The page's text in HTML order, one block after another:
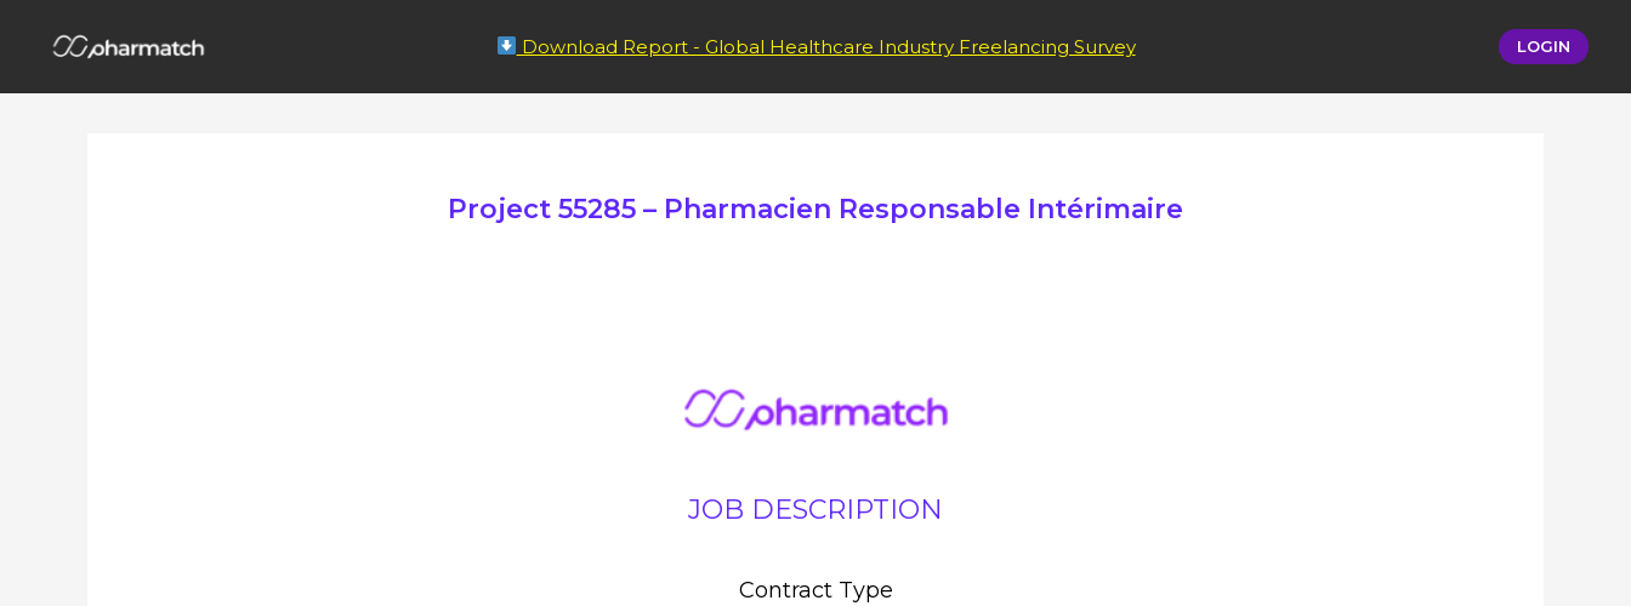
Download Report - Global Healthcare Industry Freelancing Survey LOGIN
Project 55285 – Pharmacien Responsable Intérimaire
JOB DESCRIPTION
Contract Type